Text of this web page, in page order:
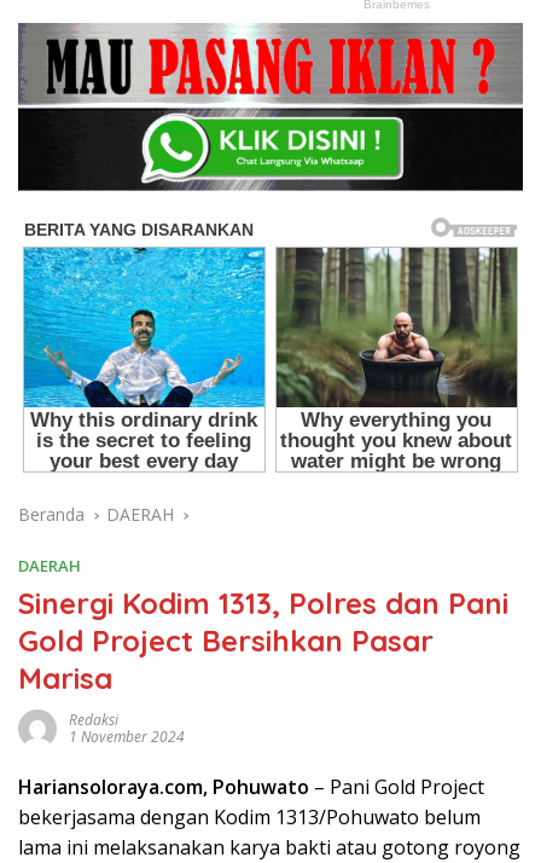
Beranda DAERAH
DAERAH
Sinergi Kodim 1313, Polres dan Pani
Gold Project Bersihkan Pasar
Marisa
Redaksi
1 November 2024
Hariansoloraya.com, Pohuwato – Pani Gold Project
bekerjasama dengan Kodim 1313/Pohuwato belum
lama ini melaksanakan karya bakti atau gotong royong